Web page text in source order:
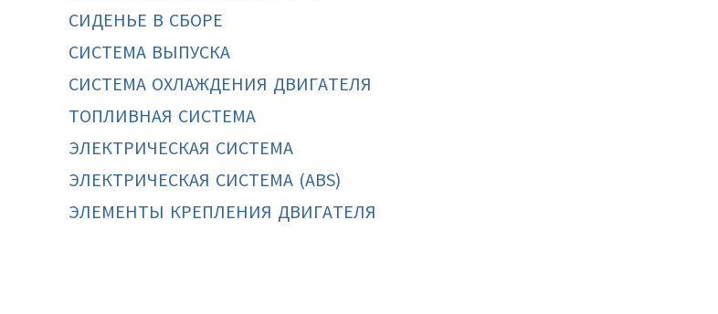
СИДЕНЬЕ В СБОРЕ
СИСТЕМА ВЫПУСКА
СИСТЕМА ОХЛАЖДЕНИЯ ДВИГАТЕЛЯ
ТОПЛИВНАЯ СИСТЕМА
ЭЛЕКТРИЧЕСКАЯ СИСТЕМА
ЭЛЕКТРИЧЕСКАЯ СИСТЕМА (ABS)
ЭЛЕМЕНТЫ КРЕПЛЕНИЯ ДВИГАТЕЛЯ